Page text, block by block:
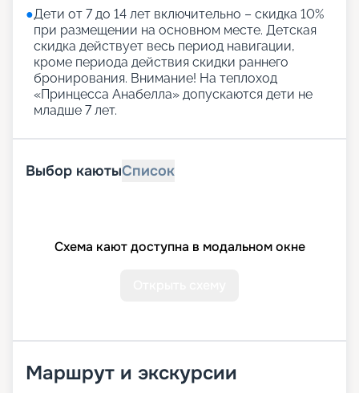
●Дети от 7 до 14 лет включительно – скидка 10%
при размещении на основном месте. Детская
скидка действует весь период навигации,
кроме периода действия скидки раннего
бронирования. Внимание! На теплоход
«Принцесса Анабелла» допускаются дети не
младше 7 лет.
Выбор каютыСписок
Схема кают доступна в модальном окне
Маршрут и экскурсии